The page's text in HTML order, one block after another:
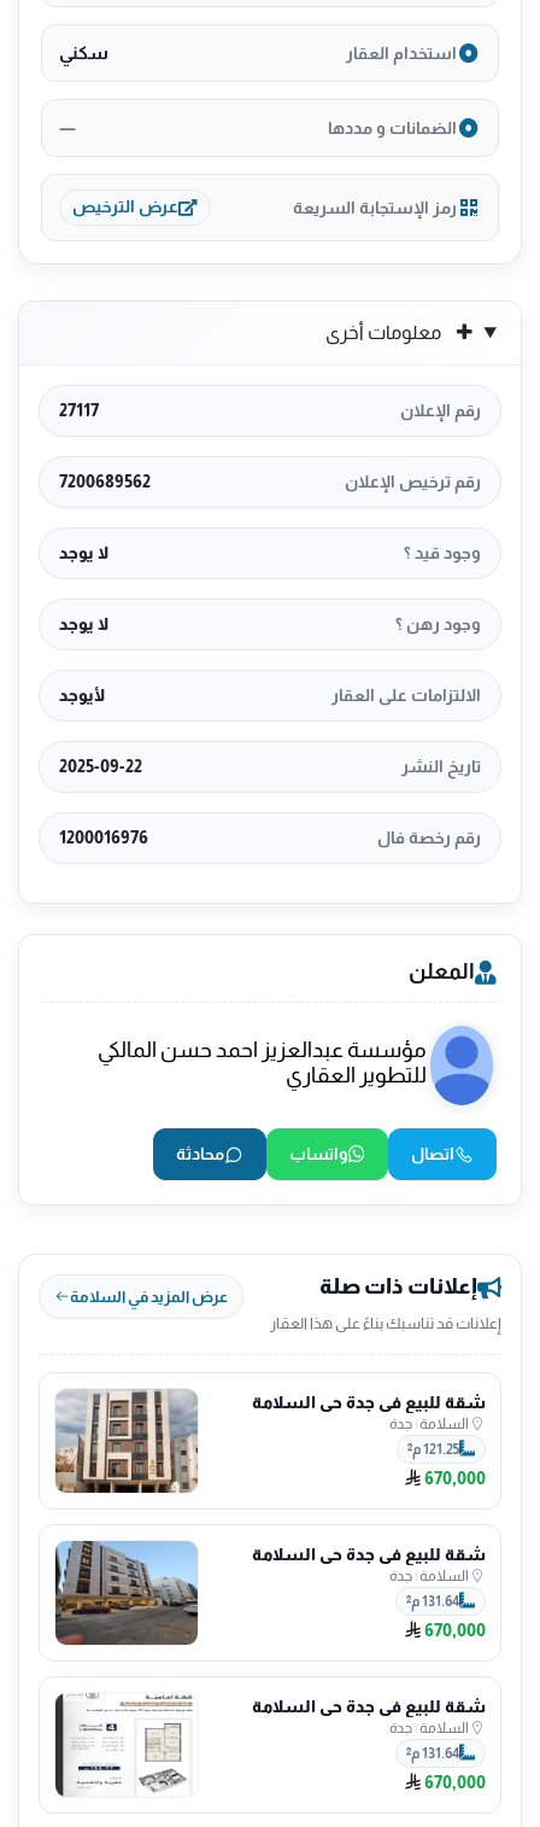
استخدام العقار سكني
الضمانات و مددها —
رمز الإستجابة السريعة عرض الترخيص
معلومات أخرى
رقم الإعلان 27117
رقم ترخيص الإعلان 7200689562
وجود قيد ؟ لا يوجد
وجود رهن ؟ لا يوجد
الالتزامات على العقار لأيوجد
تاريخ النشر 2025-09-22
رقم رخصة فال 1200016976
المعلن
مؤسسة عبدالعزيز احمد حسن المالكي
للتطوير العقاري
اتصال واتساب محادثة
إعلانات ذات صلة
إعلانات قد تناسبك بناءً على هذا العقار
عرض المزيد في السلامة
شقة للبيع في جدة حي السلامة
السلامة| جدة
121.25 م²
670,000
شقة للبيع في جدة حي السلامة
السلامة| جدة
131.64 م²
670,000
شقة للبيع في جدة حي السلامة
السلامة| جدة
131.64 م²
670,000